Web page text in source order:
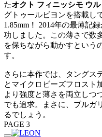
たオクト フィニッシモ ウ
グトゥールビヨンを搭載し
1.85mm！ 2014年の最薄記
功しました。この薄さで数
を保ちながら動かすという
す。
さらに本作では、タングス
とマイクロビーズフロスト
より強度と薄さを両立しつ
でも追求。まさに、ブルガ
るでしょう。
PAGE 3